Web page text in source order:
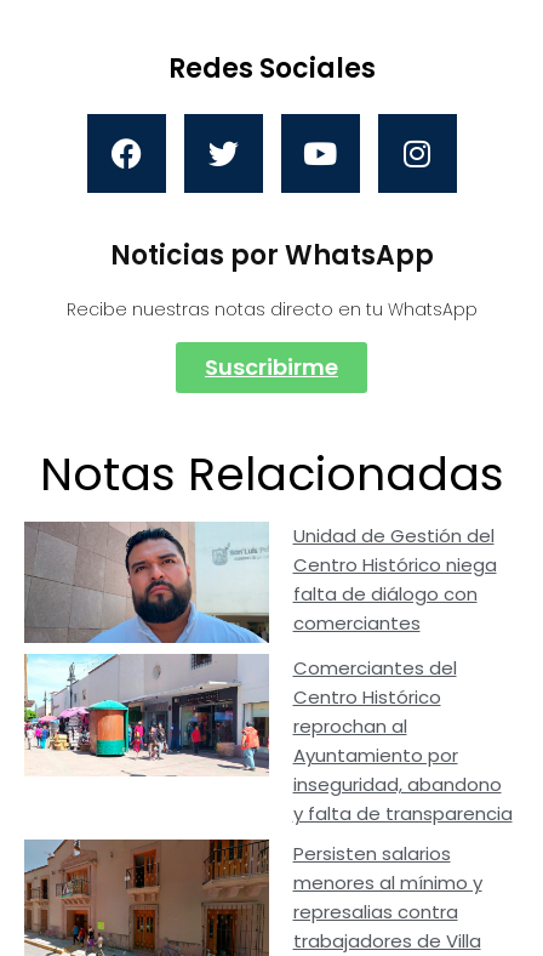
Redes Sociales
Noticias por WhatsApp
Recibe nuestras notas directo en tu WhatsApp
Suscribirme
Notas Relacionadas
Unidad de Gestión del
Centro Histórico niega
falta de diálogo con
comerciantes
Comerciantes del
Centro Histórico
reprochan al
Ayuntamiento por
inseguridad, abandono
y falta de transparencia
Persisten salarios
menores al mínimo y
represalias contra
trabajadores de Villa